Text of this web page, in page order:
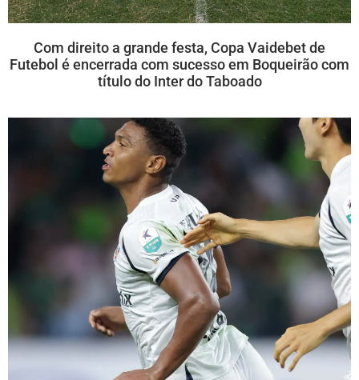
Com direito a grande festa, Copa Vaidebet de
Futebol é encerrada com sucesso em Boqueirão com
título do Inter do Taboado